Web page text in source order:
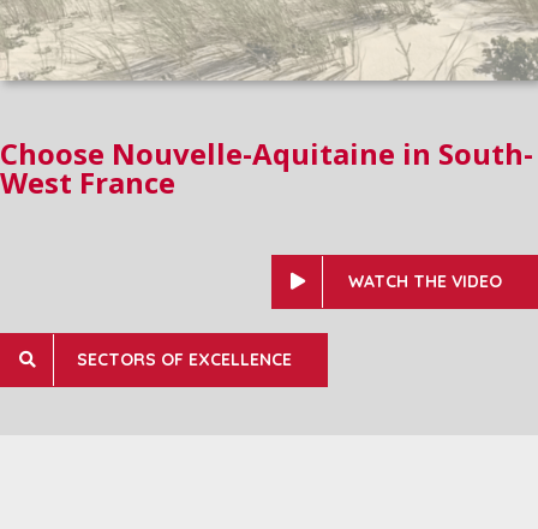
Choose Nouvelle-Aquitaine in South-
West France
WATCH THE VIDEO
SECTORS OF EXCELLENCE